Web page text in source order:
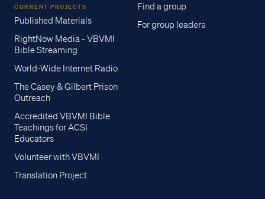
CURRENT PROJECTS
Published Materials
RightNow Media - VBVMI
Bible Streaming
World-Wide Internet Radio
The Casey & Gilbert Prison
Outreach
Accredited VBVMI Bible
Teachings for ACSI
Educators
Volunteer with VBVMI
Translation Project
Find a group
For group leaders